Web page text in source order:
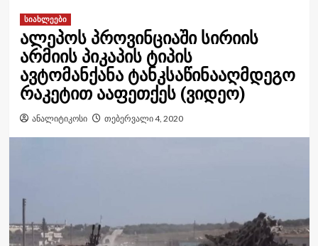
სიახლეები
ალეპოს პროვინციაში სირიის
არმიის პიკაპის ტიპის
ავტომანქანა ტანკსაწინააღმდეგო
რაკეტით ააფეთქეს (ვიდეო)
ანალიტიკოსი თებერვალი 4, 2020